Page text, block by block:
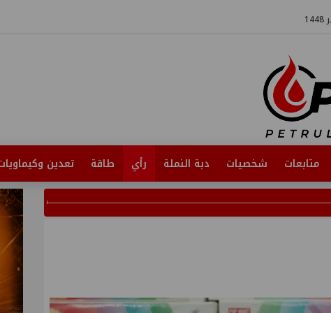
متابعات شخصيات دبة النملة رأي طاقة تعدين